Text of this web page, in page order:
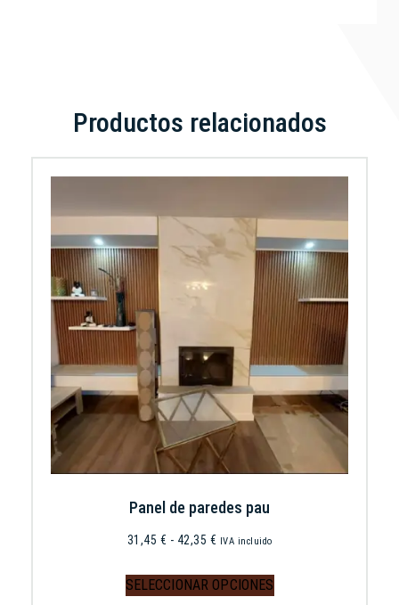
Productos relacionados
Panel de paredes pau
31,45 € - 42,35 € IVA incluido
SELECCIONAR OPCIONES